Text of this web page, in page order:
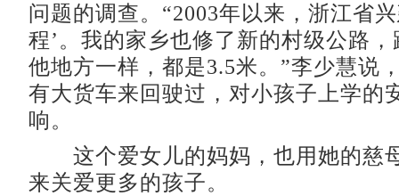
问题的调查。“2003年以来，浙江省
程’。我的家乡也修了新的村级公路
他地方一样，都是3.5米。”李少慧说
有大货车来回驶过，对小孩子上学的
响。
这个爱女儿的妈妈，也用她的慈
来关爱更多的孩子。